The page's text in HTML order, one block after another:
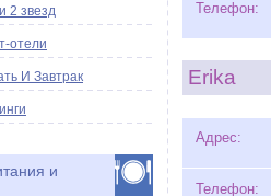
Телефон:
Erika
Адрес:
Телефон:
2 звезд
отели
И Завтрак
и